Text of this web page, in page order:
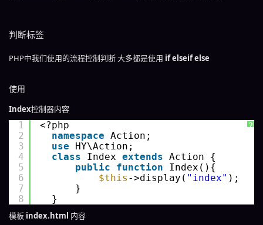
判断标签
PHP中我们使用的流程控制判断 大多都是使用 if elseif else
使用
Index控制器内容
?
1
2
3
4
5
6
7
8
<?php
namespace Action;
use
HY\Action;
class
Index extends Action {
public
function
Index(){
$this ->display( "index" );
}
}
模板 index.html 内容